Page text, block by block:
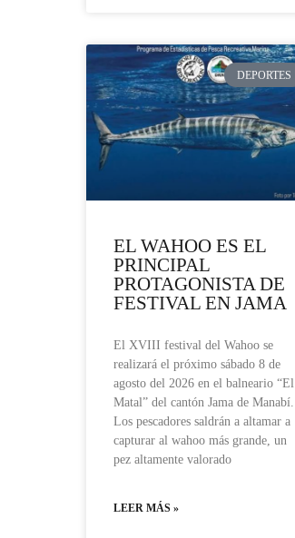
DEPORTES
EL WAHOO ES EL
PRINCIPAL
PROTAGONISTA DE
FESTIVAL EN JAMA
El XVIII festival del Wahoo se
realizará el próximo sábado 8 de
agosto del 2026 en el balneario “El
Matal” del cantón Jama de Manabí.
Los pescadores saldrán a altamar a
capturar al wahoo más grande, un
pez altamente valorado
LEER MÁS »